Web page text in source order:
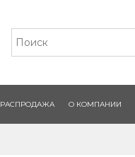
РАСПРОДАЖА О КОМПАНИИ